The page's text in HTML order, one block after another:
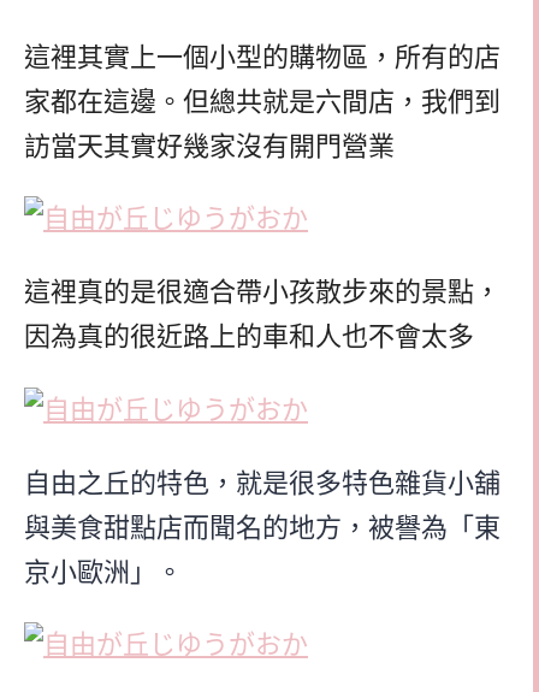
這裡其實上一個小型的購物區，所有的店
家都在這邊。但總共就是六間店，我們到
訪當天其實好幾家沒有開門營業
這裡真的是很適合帶小孩散步來的景點，
因為真的很近路上的車和人也不會太多
自由之丘的特色，就是很多特色雜貨小舖
與美食甜點店而聞名的地方，被譽為「東
京小歐洲」。